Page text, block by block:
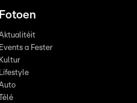
Fotoen
Events a Fester
Kultur
Lifestyle
Télé